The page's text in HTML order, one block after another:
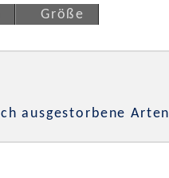
Größe
ausgestorbene Arten